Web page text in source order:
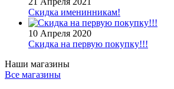
Скидка именинникам!
10 Апреля 2020
Скидка на первую покупку!!!
Наши магазины
Все магазины